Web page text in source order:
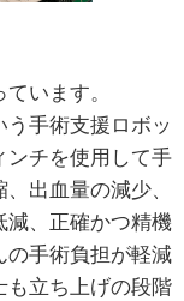
います。
手術支援ロボッ
ンチを使用して手
出血量の減少、
減、正確かつ精機
の手術負担が軽減
も立ち上げの段階